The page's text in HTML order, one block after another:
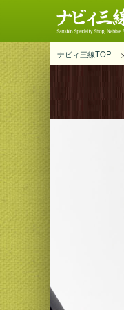
ナビィ三線TOP